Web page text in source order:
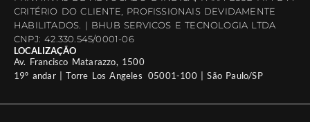
CRITÉRIO DO CLIENTE, PROFISSIONAIS DEVIDAMENTE
HABILITADOS. | BHUB SERVICOS E TECNOLOGIA LTDA
CNPJ: 42.330.545/0001-06
LOCALIZAÇÃO
Av. Francisco Matarazzo, 1500
19º andar | Torre Los Angeles 05001-100 | São Paulo/SP